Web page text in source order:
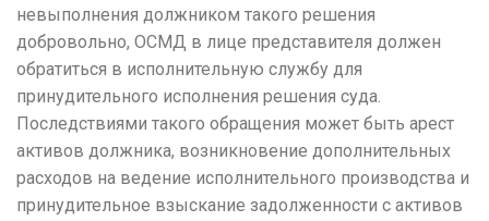
невыполнения должником такого решения
добровольно, ОСМД в лице представителя должен
обратиться в исполнительную службу для
принудительного исполнения решения суда.
Последствиями такого обращения может быть арест
активов должника, возникновение дополнительных
расходов на ведение исполнительного производства и
принудительное взыскание задолженности с активов